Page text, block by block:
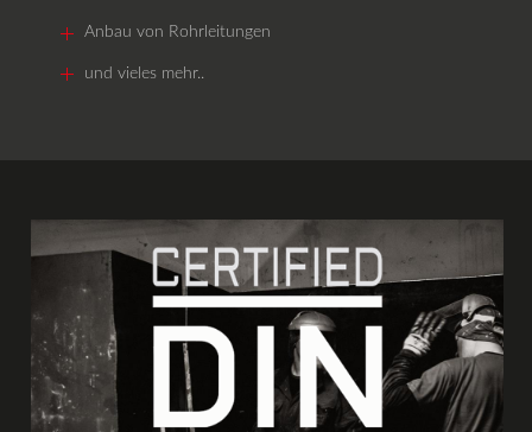
Anbau von Rohrleitungen
und vieles mehr..